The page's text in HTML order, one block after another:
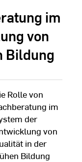
im
von
Bildung
Rolle von
im
der
von
in der
Bildung